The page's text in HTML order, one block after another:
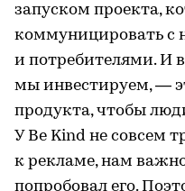
запуском проекта,
коммуницировать с
и потребителями. И
мы инвестируем, —
продукта, чтобы
У Be Kind не совсем
к рекламе, нам
попробовал его.